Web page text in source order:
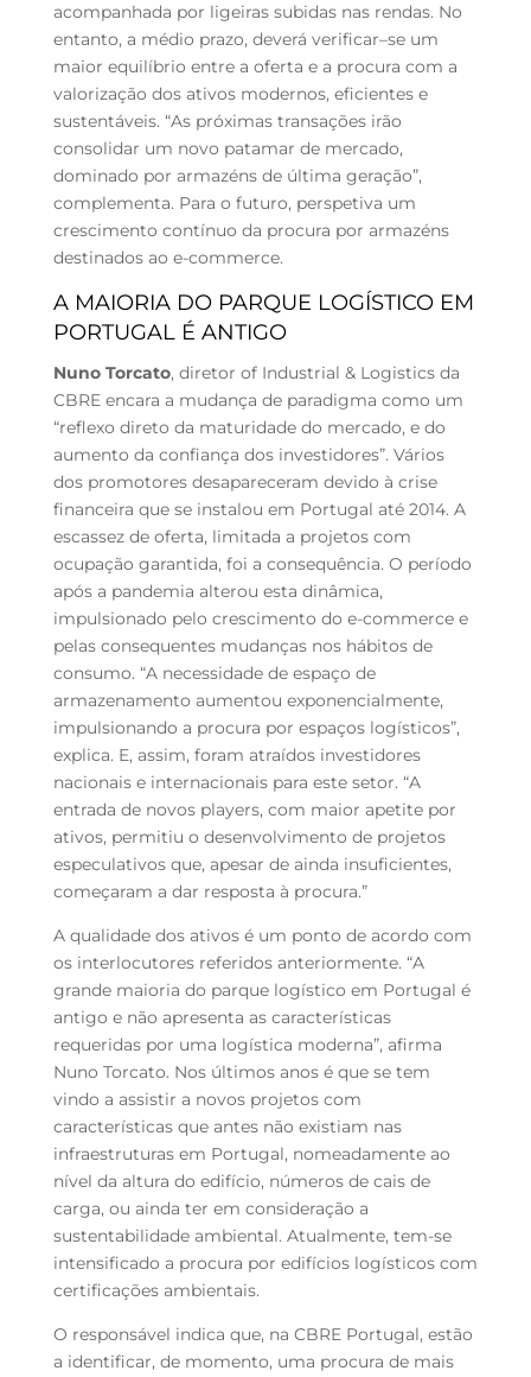
acompanhada por ligeiras subidas nas rendas. No
entanto, a médio prazo, deverá verificar–se um
maior equilíbrio entre a oferta e a procura com a
valorização dos ativos modernos, eficientes e
sustentáveis. “As próximas transações irão
consolidar um novo patamar de mercado,
dominado por armazéns de última geração”,
complementa. Para o futuro, perspetiva um
crescimento contínuo da procura por armazéns
destinados ao e-commerce.
A MAIORIA DO PARQUE LOGÍSTICO EM
PORTUGAL É ANTIGO
Nuno Torcato, diretor of Industrial & Logistics da
CBRE encara a mudança de paradigma como um
“reflexo direto da maturidade do mercado, e do
aumento da confiança dos investidores”. Vários
dos promotores desapareceram devido à crise
financeira que se instalou em Portugal até 2014. A
escassez de oferta, limitada a projetos com
ocupação garantida, foi a consequência. O período
após a pandemia alterou esta dinâmica,
impulsionado pelo crescimento do e-commerce e
pelas consequentes mudanças nos hábitos de
consumo. “A necessidade de espaço de
armazenamento aumentou exponencialmente,
impulsionando a procura por espaços logísticos”,
explica. E, assim, foram atraídos investidores
nacionais e internacionais para este setor. “A
entrada de novos players, com maior apetite por
ativos, permitiu o desenvolvimento de projetos
especulativos que, apesar de ainda insuficientes,
começaram a dar resposta à procura.”
A qualidade dos ativos é um ponto de acordo com
os interlocutores referidos anteriormente. “A
grande maioria do parque logístico em Portugal é
antigo e não apresenta as características
requeridas por uma logística moderna”, afirma
Nuno Torcato. Nos últimos anos é que se tem
vindo a assistir a novos projetos com
características que antes não existiam nas
infraestruturas em Portugal, nomeadamente ao
nível da altura do edifício, números de cais de
carga, ou ainda ter em consideração a
sustentabilidade ambiental. Atualmente, tem-se
intensificado a procura por edifícios logísticos com
certificações ambientais.
O responsável indica que, na CBRE Portugal, estão
a identificar, de momento, uma procura de mais